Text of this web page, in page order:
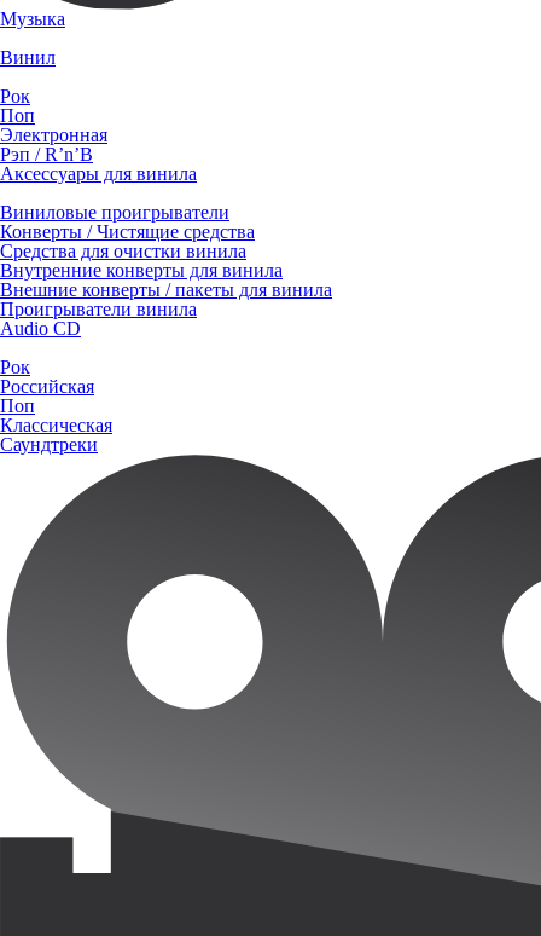
Музыка
Винил
Рок
Поп
Электронная
Рэп / R’n’B
Аксессуары для винила
Виниловые проигрыватели
Конверты / Чистящие средства
Средства для очистки винила
Внутренние конверты для винила
Внешние конверты / пакеты для винила
Проигрыватели винила
Audio CD
Рок
Российская
Поп
Классическая
Саундтреки